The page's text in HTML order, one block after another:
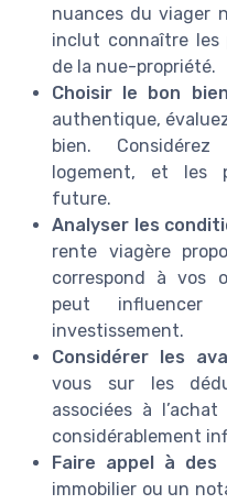
nuances du viager
inclut connaître les
de la nue-propriété.
Choisir le bon bien
authentique,
bien.
logement, et les
future.
Analyser les
rente viagère
correspond à vos
peut
investissement.
Considérer les
vous sur les
associées à
considérablement
Faire appel à des
immobilier ou un